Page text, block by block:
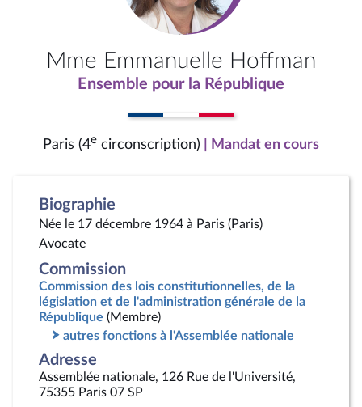
Mme Emmanuelle Hoffman
Ensemble pour la République
Paris (4e circonscription) | Mandat en cours
Biographie
Née le 17 décembre 1964 à Paris (Paris)
Avocate
Commission
Commission des lois constitutionnelles, de la
législation et de l'administration générale de la
République (Membre)
autres fonctions à l'Assemblée nationale
Adresse
Assemblée nationale, 126 Rue de l'Université,
75355 Paris 07 SP